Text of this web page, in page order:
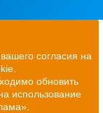
согласия на
обновить
использование